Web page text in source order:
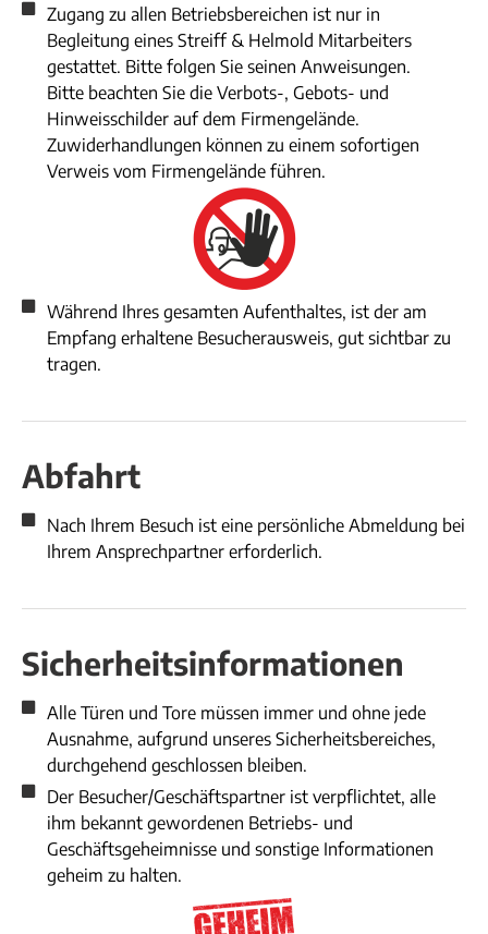
Zugang zu allen Betriebsbereichen ist nur in
Begleitung eines Streiff & Helmold Mitarbeiters
gestattet. Bitte folgen Sie seinen Anweisungen.
Bitte beachten Sie die Verbots-, Gebots- und
Hinweisschilder auf dem Firmengelände.
Zuwiderhandlungen können zu einem sofortigen
Verweis vom Firmengelände führen.
Während Ihres gesamten Aufenthaltes, ist der am
Empfang erhaltene Besucherausweis, gut sichtbar zu
tragen.
Abfahrt
Nach Ihrem Besuch ist eine persönliche Abmeldung bei
Ihrem Ansprechpartner erforderlich.
Sicherheitsinformationen
Alle Türen und Tore müssen immer und ohne jede
Ausnahme, aufgrund unseres Sicherheitsbereiches,
durchgehend geschlossen bleiben.
Der Besucher/Geschäftspartner ist verpflichtet, alle
ihm bekannt gewordenen Betriebs- und
Geschäftsgeheimnisse und sonstige Informationen
geheim zu halten.